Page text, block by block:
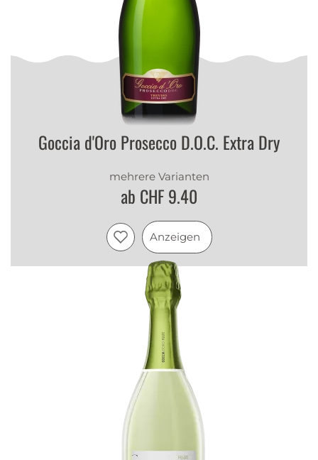
Goccia d'Oro Prosecco D.O.C. Extra Dry
mehrere Varianten
ab CHF 9.40
Anzeigen